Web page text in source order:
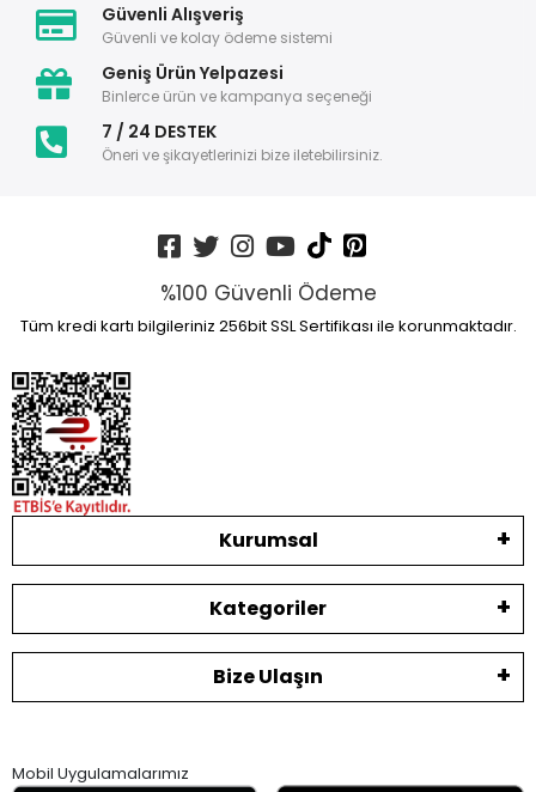
Güvenli Alışveriş
Güvenli ve kolay ödeme sistemi
Geniş Ürün Yelpazesi
Binlerce ürün ve kampanya seçeneği
7 / 24 DESTEK
Öneri ve şikayetlerinizi bize iletebilirsiniz.
%100 Güvenli Ödeme
Tüm kredi kartı bilgileriniz 256bit SSL Sertifikası ile korunmaktadır.
Kurumsal
Kategoriler
Bize Ulaşın
Mobil Uygulamalarımız